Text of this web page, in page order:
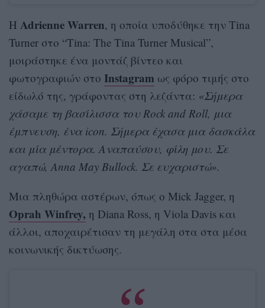
Η Adrienne Warren, η οποία υποδύθηκε την Tina
Turner στο “Tina: The Tina Turner Musical”,
μοιράστηκε ένα μοντάζ βίντεο και
φωτογραφιών στο Instagram ως φόρο τιμής στο
είδωλό της, γράφοντας στη λεζάντα: «Σήμερα
χάσαμε τη βασίλισσα του Rock and Roll, μια
έμπνευση, ένα icon. Σήμερα έχασα μια δασκάλα
και μία μέντορα. Αναπαύσου, φίλη μου. Σε
αγαπώ, Anna May Bullock. Σε ευχαριστώ».
Μια πληθώρα αστέρων, όπως ο Mick Jagger, η
Oprah Winfrey, η Diana Ross, η Viola Davis και
άλλοι, αποχαιρέτισαν τη μεγάλη στα στα μέσα
κοινωνικής δικτύωσης.